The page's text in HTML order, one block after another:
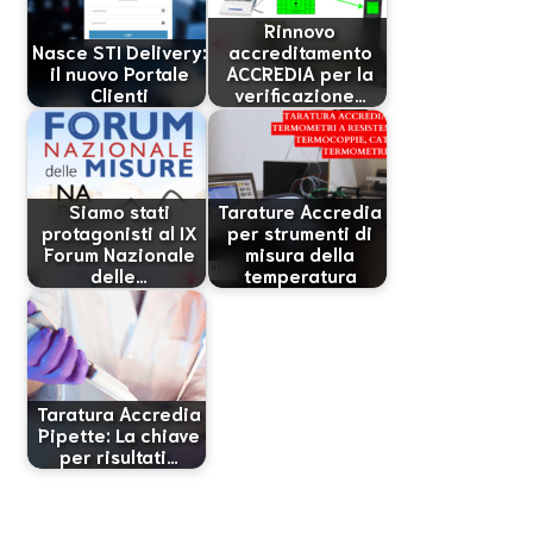
Nasce STI Delivery:
il nuovo Portale
Clienti
Rinnovo
accreditamento
ACCREDIA per la
verificazione…
Siamo stati
protagonisti al IX
Forum Nazionale
delle…
Tarature Accredia
per strumenti di
misura della
temperatura
Taratura Accredia
Pipette: La chiave
per risultati…